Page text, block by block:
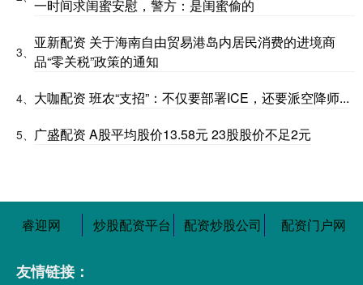
一时间求闺蜜安慰，警方：是闺蜜偷的
3、
亚新配资 关于海南自由贸易港岛内居民消费的进境商
品“零关税”政策的通知
4、 大咖配资 班农“支招”：不仅要部署ICE，还要派空降师...
5、 广盛配资 A股平均股价13.58元 23股股价不足2元
睿迎网 炒股配资平台 配资炒股公司 配资门户网
友情链接：